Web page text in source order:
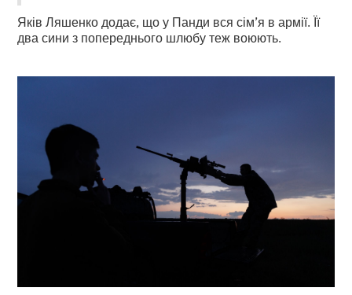
Яків Ляшенко додає, що у Панди вся сім’я в армії. Її
два сини з попереднього шлюбу теж воюють.